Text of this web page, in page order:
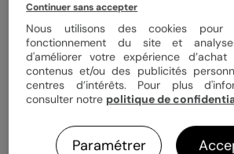
Format
Quantité
Continuer sans accepter
Nous utilisons des cookies
fonctionnement du site et
d'améliorer votre expérience
contenus et/ou des publicités
centres d’intérêts. Pour plus
consulter notre politique de
Paramétrer